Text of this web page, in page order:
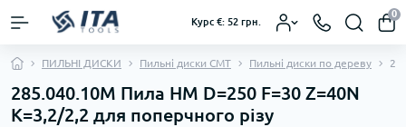
Курс €: 52 грн.
0
ПИЛЬНІ ДИСКИ Пильні диски CMT Пильні диски по дереву
285.040.10M Пила HM D=250 F=30 Z=40N
K=3,2/2,2 для поперчного різу